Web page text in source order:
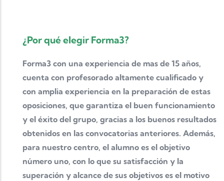
¿Por qué elegir Forma3?
Forma3 con una experiencia de mas de 15 años,
cuenta con profesorado altamente cualificado y
con amplia experiencia en la preparación de estas
oposiciones, que garantiza el buen funcionamiento
y el éxito del grupo, gracias a los buenos resultados
obtenidos en las convocatorias anteriores. Además,
para nuestro centro, el alumno es el objetivo
número uno, con lo que su satisfacción y la
superación y alcance de sus objetivos es el motivo